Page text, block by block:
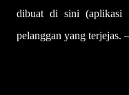
dibuat di sini (aplikasi
pelanggan yang terjejas. –